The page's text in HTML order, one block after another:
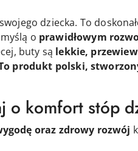
dziecka. To
o prawidłowym
buty są lekkie,
produkt polski,
o komfort stóp
oraz zdrowy rozwój